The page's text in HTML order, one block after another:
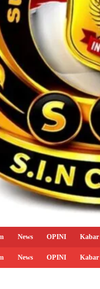
News OPINI Kabar
News OPINI Kabar